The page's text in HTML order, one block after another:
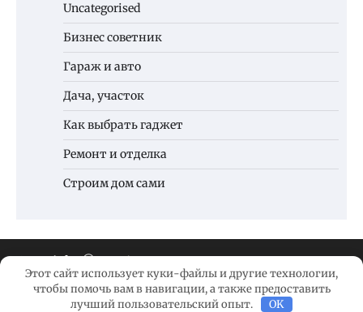
Uncategorised
Бизнес советник
Гараж и авто
Дача, участок
Как выбрать гаджет
Ремонт и отделка
Строим дом сами
Copyright © 2026Новые технологии
строительства| News Port byAscendoor| Powered
WordPress.
Этот сайт использует куки-файлы и другие технологии,
чтобы помочь вам в навигации, а также предоставить
лучший пользовательский опыт.
OK